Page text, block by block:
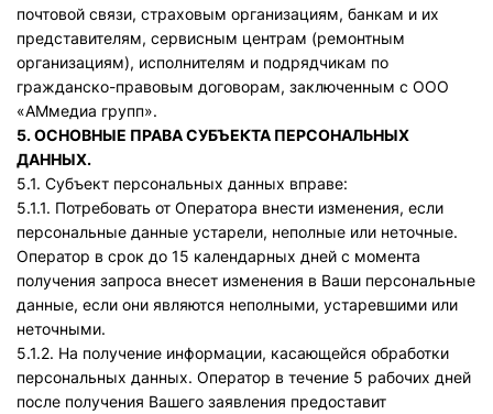
почтовой связи, страховым организациям, банкам и их
представителям, сервисным центрам (ремонтным
организациям), исполнителям и подрядчикам по
гражданско-правовым договорам, заключенным с ООО
«АМмедиа групп».
5. ОСНОВНЫЕ ПРАВА СУБЪЕКТА ПЕРСОНАЛЬНЫХ
ДАННЫХ.
5.1. Субъект персональных данных вправе:
5.1.1. Потребовать от Оператора внести изменения, если
персональные данные устарели, неполные или неточные.
Оператор в срок до 15 календарных дней с момента
получения запроса внесет изменения в Ваши персональные
данные, если они являются неполными, устаревшими или
неточными.
5.1.2. На получение информации, касающейся обработки
персональных данных. Оператор в течение 5 рабочих дней
после получения Вашего заявления предоставит